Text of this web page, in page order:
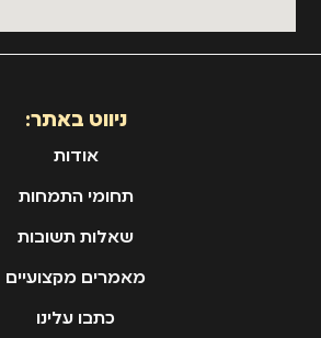
ניווט באתר:
אודות
תחומי התמחות
שאלות תשובות
מאמרים מקצועיים
כתבו עלינו